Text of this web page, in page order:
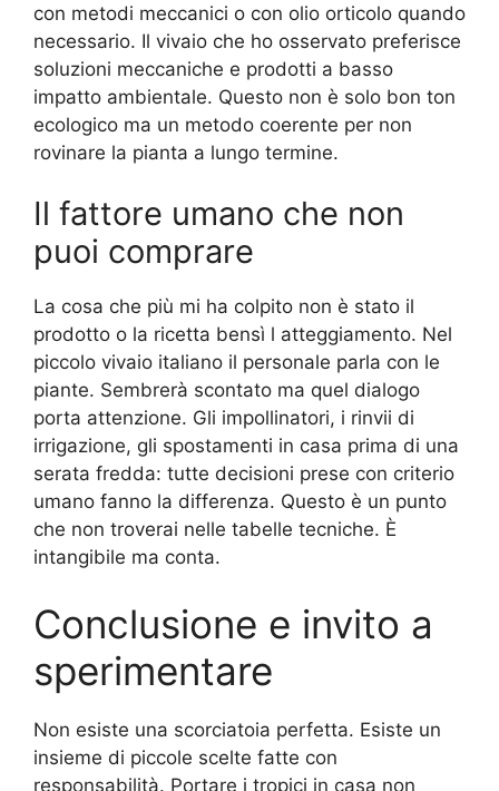
con metodi meccanici o con olio orticolo quando
necessario. Il vivaio che ho osservato preferisce
soluzioni meccaniche e prodotti a basso
impatto ambientale. Questo non è solo bon ton
ecologico ma un metodo coerente per non
rovinare la pianta a lungo termine.
Il fattore umano che non
puoi comprare
La cosa che più mi ha colpito non è stato il
prodotto o la ricetta bensì l atteggiamento. Nel
piccolo vivaio italiano il personale parla con le
piante. Sembrerà scontato ma quel dialogo
porta attenzione. Gli impollinatori, i rinvii di
irrigazione, gli spostamenti in casa prima di una
serata fredda: tutte decisioni prese con criterio
umano fanno la differenza. Questo è un punto
che non troverai nelle tabelle tecniche. È
intangibile ma conta.
Conclusione e invito a
sperimentare
Non esiste una scorciatoia perfetta. Esiste un
insieme di piccole scelte fatte con
responsabilità. Portare i tropici in casa non